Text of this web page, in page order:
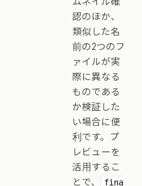
認のほか、
類似した名
前の2つのフ
ァイルが実
際に異なる
ものである
か検証した
い場合に便
利です。プ
レビューを
活用するこ
とで、
fina